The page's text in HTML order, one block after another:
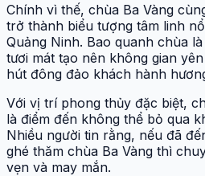
Chính vì thế, chùa Ba Vàng
trở thành biểu tượng tâm linh
Quảng Ninh. Bao quanh chùa
tươi mát tạo nên không gian
hút đông đảo khách hành
Với vị trí phong thủy đặc biệt,
là điểm đến không thể bỏ qua
Nhiều người tin rằng, nếu đã
ghé thăm chùa Ba Vàng thì
vẹn và may mắn.